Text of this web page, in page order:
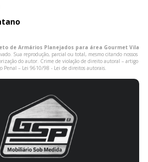
de Armários Planejados para área Gourmet Vila
Sua reprodução, parcial ou total, mesmo citando nossos
do autor. Crime de violação de direito autoral – artigo
Penal – Lei 9610/98 - Lei de direitos autorais.